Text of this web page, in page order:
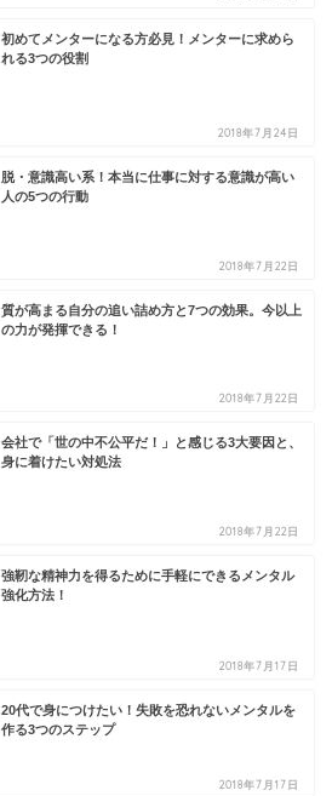
初めてメンターになる方必見！メンターに求めら
れる3つの役割
2018年7月24日
脱・意識高い系！本当に仕事に対する意識が高い
人の5つの行動
2018年7月22日
質が高まる自分の追い詰め方と7つの効果。今以上
の力が発揮できる！
2018年7月22日
会社で「世の中不公平だ！」と感じる3大要因と、
身に着けたい対処法
2018年7月22日
強靭な精神力を得るために手軽にできるメンタル
強化方法！
2018年7月17日
20代で身につけたい！失敗を恐れないメンタルを
作る3つのステップ
2018年7月17日